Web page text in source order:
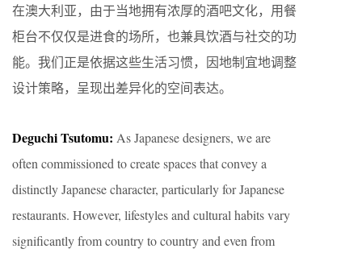
在澳大利亚，由于当地拥有浓厚的酒吧文化，用餐
柜台不仅仅是进食的场所，也兼具饮酒与社交的功
能。我们正是依据这些生活习惯，因地制宜地调整
设计策略，呈现出差异化的空间表达。
Deguchi Tsutomu: As Japanese designers, we are
often commissioned to create spaces that convey a
distinctly Japanese character, particularly for Japanese
restaurants. However, lifestyles and cultural habits vary
significantly from country to country and even from